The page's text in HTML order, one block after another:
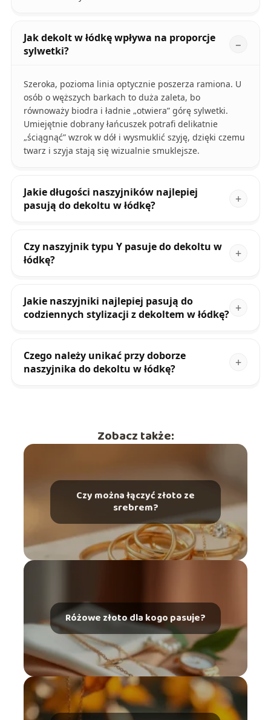
Jak dekolt w łódkę wpływa na proporcje
sylwetki?
Szeroka, pozioma linia optycznie poszerza ramiona. U
osób o węższych barkach to duża zaleta, bo
równoważy biodra i ładnie „otwiera” górę sylwetki.
Umiejętnie dobrany łańcuszek potrafi delikatnie
„ściągnąć” wzrok w dół i wysmuklić szyję, dzięki czemu
twarz i szyja stają się wizualnie smuklejsze.
Jakie długości naszyjników najlepiej
pasują do dekoltu w łódkę?
Czy naszyjnik typu Y pasuje do dekoltu w
łódkę?
Jakie naszyjniki najlepiej pasują do
codziennych stylizacji z dekoltem w łódkę?
Czego należy unikać przy doborze
naszyjnika do dekoltu w łódkę?
Zobacz także:
Czy można łączyć złoto ze
srebrem?
Różowe złoto dla kogo pasuje?